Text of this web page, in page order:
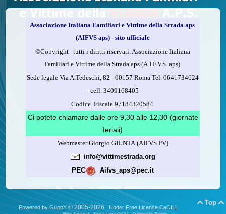
loro familiari che non costa nulla: devolvere il 5 per mille della
propria dichiarazione dei redditi all’A.I.F.V.S.
Compila la scheda CUD o del modello 730.
Firma nel riquadro indicato come “Sostegno delle
organizzazioni non lucrative di utilità sociale, delle associazioni
Indica nel riquadro il codice fiscale dell’A.I.F.V.S.:
97184320584
Leggi come fare
(versione stampabile)
Associazione Italiana Familiari e Vittime della Strada aps
(AIFVS aps) - sito ufficiale
©​Copyright tutti i diritti riservati. Associazione Italiana
Familiari e Vittime della Strada aps (A.I.F.V.S. aps)
Sede legale Via A.Tedeschi, 82 - 00157 Roma Tel. 0641734624
-cell.3409168405
Codice. Fiscale 97184320584
Ci potete chiamare dalle ore 9,30 alle 12,30 (giornate
feriali)
Webmaster Giorgio GIUNTA (AIFVS PV)
info@vittimestrada.org
PEC Aifvs_aps@pec.it
Top 
Powered by GuppY© 2005-2026 Under Free License CeCILL